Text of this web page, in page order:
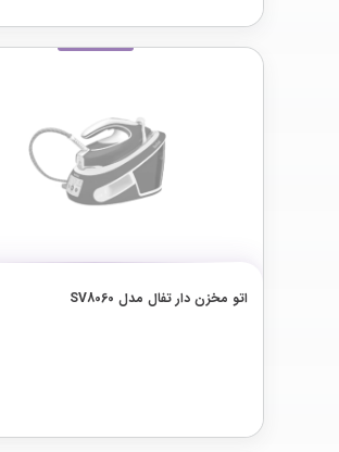
اتو مخزن دار تفال مدل SV8060